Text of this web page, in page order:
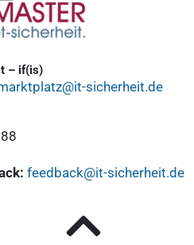
– if(is)
sicherheit.de
feedback@it-sicherheit.de